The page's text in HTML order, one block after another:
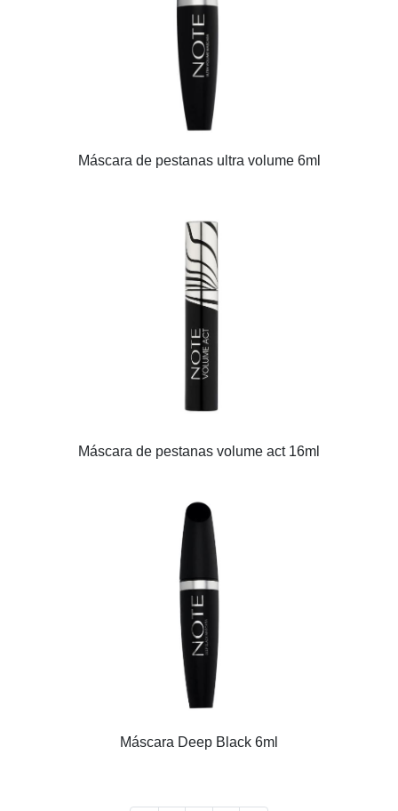
Máscara de pestanas ultra volume 6ml
Máscara de pestanas volume act 16ml
Máscara Deep Black 6ml